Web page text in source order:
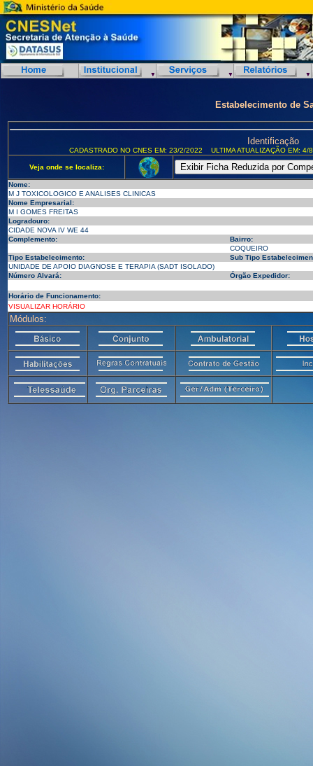
Estabelecimento de
Identificação
CADASTRADO NO CNES EM: 23/2/2022 ULTIMA ATUALIZAÇÃO EM:
Veja onde se localiza:
Nome:
M J TOXICOLOGICO E ANALISES CLINICAS
Nome Empresarial:
M I GOMES FREITAS
Logradouro:
CIDADE NOVA IV WE 44
Complemento:
Bairro:
COQUEIRO
Tipo Estabelecimento:
Sub Tipo
UNIDADE DE APOIO DIAGNOSE E TERAPIA (SADT ISOLADO)
Número Alvará:
Órgão Expedidor:
Horário de Funcionamento:
VISUALIZAR HORÁRIO
Módulos: